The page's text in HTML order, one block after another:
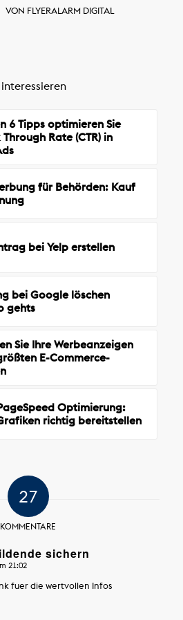
VON FLYERALARM DIGITAL
6 Tipps optimieren Sie
Rate (CTR) in
für Behörden: Kauf
bei Yelp erstellen
bei Google löschen
gehts
Sie Ihre Werbeanzeigen
E-Commerce-
Optimierung:
richtig bereitstellen
27
KOMMENTARE
sichern
21:02
fuer die wertvollen Infos